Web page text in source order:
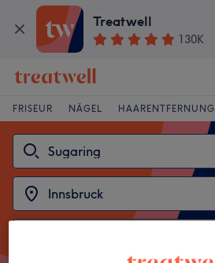
Treatwell
130K
FRISEUR NÄGEL HAARENTFERNUNG